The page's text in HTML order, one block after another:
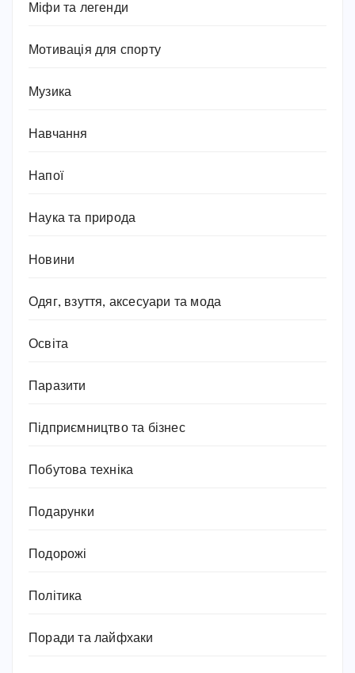
Міфи та легенди
Мотивація для спорту
Музика
Навчання
Напої
Наука та природа
Новини
Одяг, взуття, аксесуари та мода
Освіта
Паразити
Підприємництво та бізнес
Побутова техніка
Подарунки
Подорожі
Політика
Поради та лайфхаки